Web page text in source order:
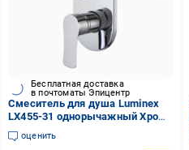
Бесплатная доставка
в почтоматы Эпицентр
Смеситель для душа Luminex
LX455-31 однорычажный Хром
(EA-LX455-31)
оценить